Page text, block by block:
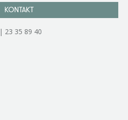
KONTAKT
23 35 89 40